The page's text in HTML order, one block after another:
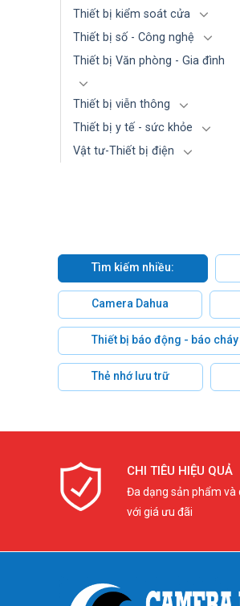
Thiết bị kiểm soát cửa
Thiết bị số - Công nghệ
Thiết bị Văn phòng - Gia đình
Thiết bị viễn thông
Thiết bị y tế - sức khỏe
Vật tư-Thiết bị điện
Tìm kiếm nhiều:
Camera Dahua
Thiết bị báo động - báo cháy
Thẻ nhớ lưu trữ
CHI TIÊU HIỆU QUẢ
Đa dạng sản phẩm và
với giá ưu đãi